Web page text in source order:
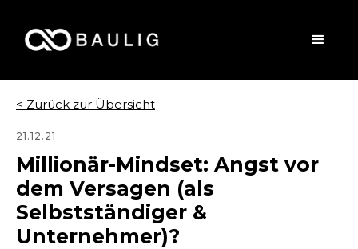
< Zurück zur Übersicht
21.12.21
Millionär-Mindset: Angst vor
dem Versagen (als
Selbstständiger &
Unternehmer)?